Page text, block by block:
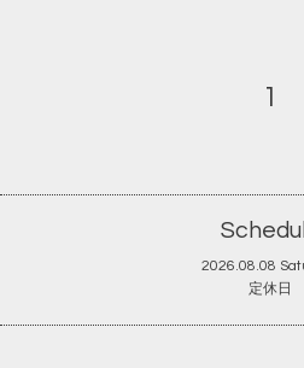
1
2026.08.08
定休日